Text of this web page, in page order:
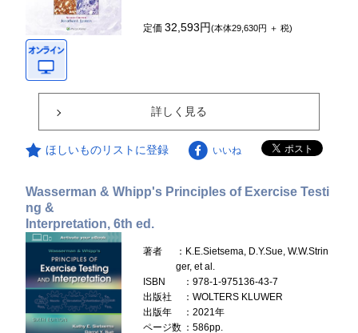
定価32,593円(本体29,630円 ＋ 税)
詳しく見る
ほしいものリストに登録 いいね
Wasserman & Whipp's Principles of Exercise Testi
ng &
Interpretation, 6th ed.
著者
：K.E.Sietsema, D.Y.Sue, W.W.Strin
ger, et al.
ISBN
：978-1-975136-43-7
出版社
：WOLTERS KLUWER
出版年
：2021年
ページ数 ：586pp.